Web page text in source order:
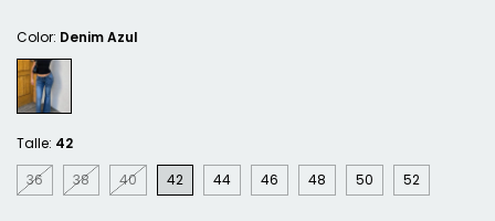
Color: Denim Azul
Talle: 42
36
38 40 42 44 46 48 50 52